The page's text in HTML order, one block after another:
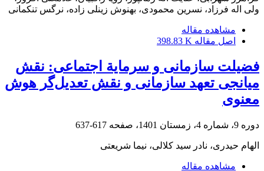
ولی اله فرزاد، نسرین محمودی، بهنوش زینلی زاده، نرگس تنکمانی
مشاهده مقاله
اصل مقاله 398.83 K
فضیلت سازمانی و سرمایة اجتماعی: نقش
میانجی تعهد سازمانی و نقش تعدیل‌گر هوش
معنوی
دوره 9، شماره 4، زمستان 1401، صفحه 617-637
الهام حیدری، نادر سید کلالی، نیما شریعتی
مشاهده مقاله